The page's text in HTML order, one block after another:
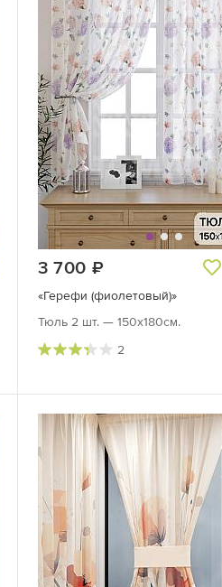
3 700
«Герефи (фиолетовый)»
Тюль 2 шт. — 150х180см.
2